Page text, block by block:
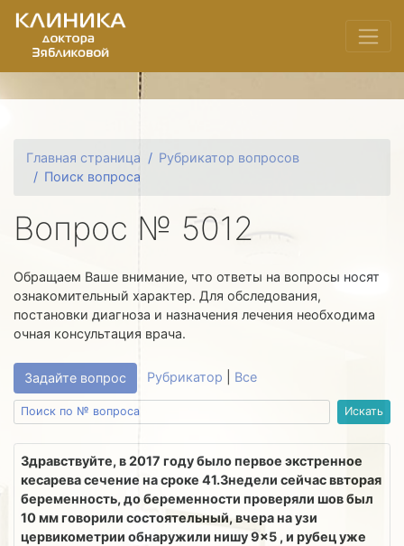
Главная страница
Рубрикатор вопросов
Поиск вопроса
Вопрос № 5012
Обращаем Ваше внимание, что ответы на вопросы носят
ознакомительный характер. Для обследования,
постановки диагноза и назначения лечения необходима
очная консультация врача.
Задайте вопрос Рубрикатор Все
Здравствуйте, в 2017 году было первое экстренное
кесарева сечение на сроке 41.3недели сейчас ввторая
беременность, до беременности проверяли шов был
10 мм говорили состоятельный, вчера на узи
цервикометрии обнаружили нишу 9×5 , и рубец уже